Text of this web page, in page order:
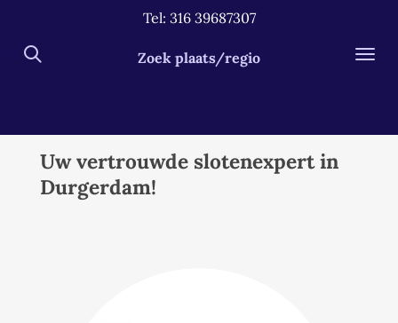
naar
Zoek plaats/regio
Tel: 316 39687307
Uw vertrouwde slotenexpert in
Durgerdam!